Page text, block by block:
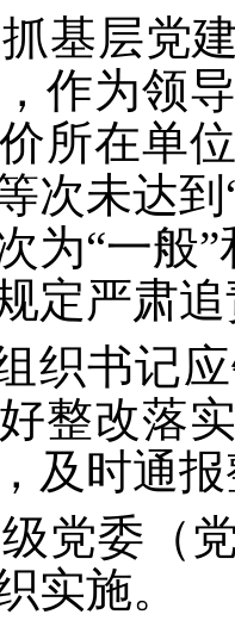
基层党
作为领
所在单
次未达到
为“一般
定严肃
织书记
整改落
及时通
党委（
实施。